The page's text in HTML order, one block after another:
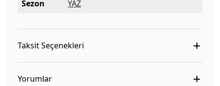
Sezon
YAZ
Taksit Seçenekleri
Yorumlar